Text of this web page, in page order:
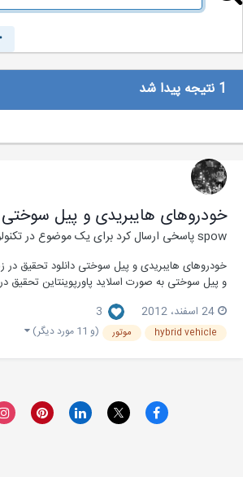
خودروهای هایبریدی و پیل سوختی
spowپاسخی ارسال کرد برای یک موضوع در
خودروهای هایبریدی و پیل سوختی دانلود تحقیق در
و پیل سوختی به صورت اسلاید پاورپوینتاین تحقیق در
زیر دریافت نمایید. خودروهای هایبریدی و پیل سوختی
24 اسفند، 2012 3
hybrid vehicle موتور (و 11 مورد دیگر)